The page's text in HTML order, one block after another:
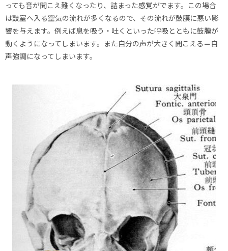
っても音が聞こえ難くなったり、詰まった感覚がでます。この場合
は鼓室へ入る空気の流れが多くなるので、その流れが鼓膜に悪い影
響を与えます。例えば息を吸う・吐くといった呼吸とともに鼓膜が
動くようになってしまいます。また自分の声が大きく聞こえる＝自
声強調になってしまいます。